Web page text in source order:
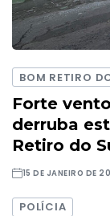
BOM RETIRO
Forte
derruba
Retiro do
15 DE JANEIRO DE
POLÍCIA